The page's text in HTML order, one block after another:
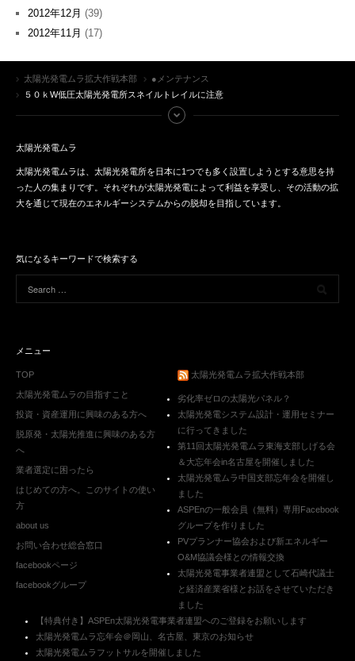
2012年12月 (39)
2012年11月 (17)
太陽光発電ムラ拡大作戦本部
●メンテナンス
５０ｋW低圧太陽光発電所スネイルトレイルに注意
太陽光発電ムラ
太陽光発電ムラは、太陽光発電所を日本に1つでも多く設置しようとする意思を持
った人の集まりです。それぞれが太陽光発電によって利益を享受し、その活動の拡
大を通じて現在のエネルギーシステムからの脱却を目指しています。
気になるキーワードで検索する
メニュー
TOP
太陽光発電ムラの目指すこと
投資・資産運用に興味のある方へ
脱原発・太陽光推進に興味のある方
へ
業者選定に困ったら
はじめての方へ。このサイトの使い
方
about us
お問い合わせ総合窓口
facebookページ
facebookグループ
太陽光発電ムラ拡大作戦本部
劣化率ゼロの太陽光パネル？
太陽光発電システム設計・運用セミナー
に行ってきました
第11回太陽光発電ムラ東海支部しげる会
＆大忘年会in名古屋を開催しました
太陽光発電ムラ中国支部忘年会を開催し
ました
ASPEnの一般会員（無料）専用Facebook
グループを作りました
PVプランナー協会および新エネルギー
O&M協議会様との情報交換
太陽光発電事業者連盟として石崎代議士
と経済産業省様とお話をさせていただき
ました
【特典付き】ASPEn太陽光発電事業者連盟へのご登録をお願いします
太陽光発電ムラ忘年会＠岡山、名古屋、東京のお知らせ
太陽光発電ムラフットサルを開催しました